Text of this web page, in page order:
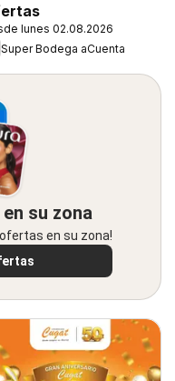
lunes 02.08.2026
Super Bodega aCuenta
su zona
en su zona!